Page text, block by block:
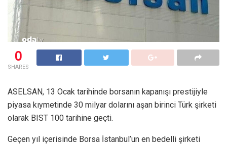
0
SHARES
ASELSAN, 13 Ocak tarihinde borsanın kapanışı prestijiyle
piyasa kıymetinde 30 milyar dolarını aşan birinci Türk şirketi
olarak BIST 100 tarihine geçti.
Geçen yıl içerisinde Borsa İstanbul’un en bedelli şirketi